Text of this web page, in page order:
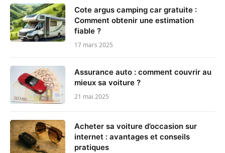
Cote argus camping car gratuite :
Comment obtenir une estimation
fiable ?
17 mars 2025
Assurance auto : comment couvrir au
mieux sa voiture ?
21 mai 2025
Acheter sa voiture d’occasion sur
internet : avantages et conseils
pratiques